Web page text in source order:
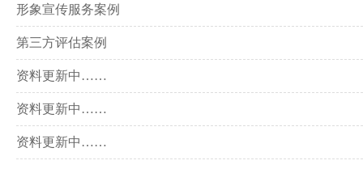
形象宣传服务案例
第三方评估案例
资料更新中……
资料更新中……
资料更新中……